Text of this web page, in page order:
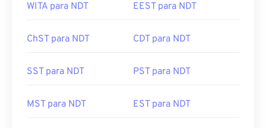
WITA para NDT EEST para NDT
ChST para NDT CDT para NDT
SST para NDT PST para NDT
MST para NDT EST para NDT